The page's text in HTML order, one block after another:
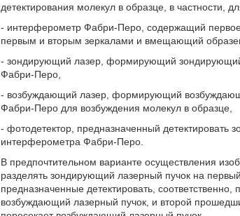
детектирования молекул в образце, в частности,
- интерферометр Фабри-Перо, содержащий
первым и вторым зеркалами и вмещающий
- зондирующий лазер, формирующий
Фабри-Перо,
- возбуждающий лазер, формирующий
Фабри-Перо для возбуждения молекул в образце,
- фотодетектор, предназначенный
интерферометра Фабри-Перо.
В предпочтительном варианте осуществления
разделять зондирующий лазерный пучок на
предназначенные детектировать,
возбуждающий лазерный пучок, и второй